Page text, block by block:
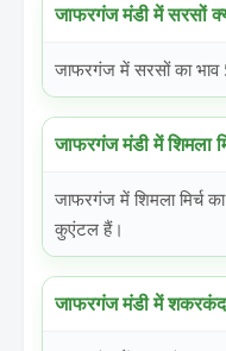
जाफरगंज मंडी में सरसों
जाफरगंज में सरसों का
जाफरगंज मंडी में शिमला
जाफरगंज में शिमला मिर्च
कुएंटल हैं।
जाफरगंज मंडी में शकरकंद